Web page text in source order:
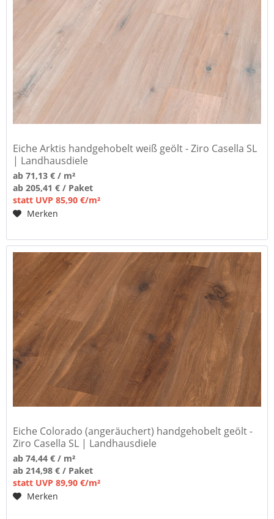
Eiche Arktis handgehobelt weiß geölt - Ziro Casella SL
| Landhausdiele
ab 71,13 € / m²
ab 205,41 € / Paket
statt UVP 85,90 €/m²
Merken
Eiche Colorado (angeräuchert) handgehobelt geölt -
Ziro Casella SL | Landhausdiele
ab 74,44 € / m²
ab 214,98 € / Paket
statt UVP 89,90 €/m²
Merken